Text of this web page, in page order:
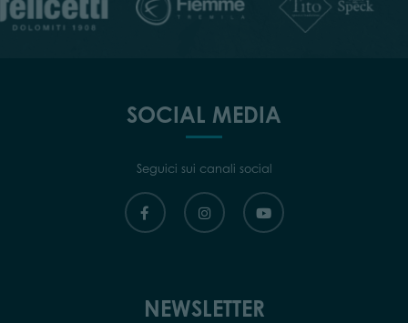
SOCIAL MEDIA
Seguici sui canali social
NEWSLETTER